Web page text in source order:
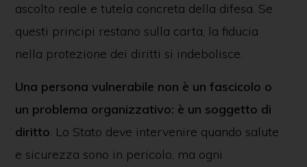
ascolto reale e tutela concreta della difesa. Se
questi principi restano sulla carta, la fiducia
nella protezione dei diritti si indebolisce.
Una persona vulnerabile non è un fascicolo o
un problema organizzativo: è un soggetto di
diritto. Lo Stato deve intervenire quando salute
e sicurezza sono in pericolo, ma ogni